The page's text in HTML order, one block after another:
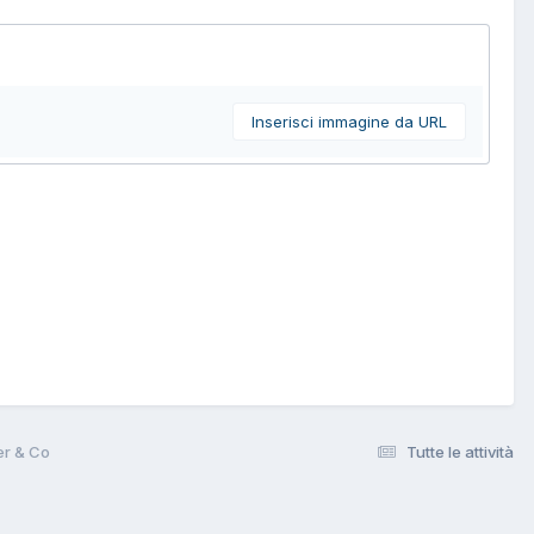
Inserisci immagine da URL
Tutte le attività
& Co